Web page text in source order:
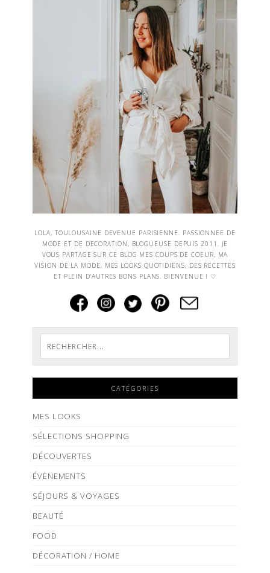
LOLA, TOULOUSAINE DEVENUE PARISIENNE. PASSIONNEE DE
MODE ET DE DECORATION, BLOGUEUSE DEPUIS 2011. JE
VOUS PARTAGE SUR CE BLOG MES COUPS DE COEUR, MA
VISION DE LA MODE, MES LOOKS QUOTIDIENS, DES RECETTES
ET PLEIN D'AUTRES BONS PLANS. BIENVENUE ! ♡
CATÉGORIES
MES LOOKS
SÉLECTIONS SHOPPING
DÉCOUVERTES
ÉVÈNEMENTS
SÉJOURS & VOYAGES
BEAUTÉ
FOOD
DÉCORATION / HOME